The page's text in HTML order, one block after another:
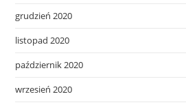
grudzień 2020
listopad 2020
październik 2020
wrzesień 2020